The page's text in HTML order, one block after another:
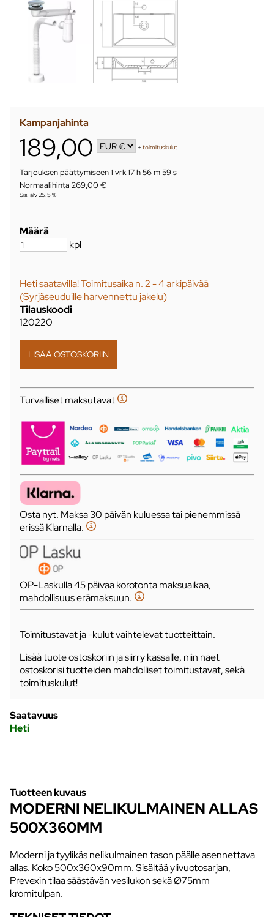
Kampanjahinta
189,00 +toimituskulut
Tarjouksen päättymiseen1 vrk 17 h 56 m 59 s
Normaalihinta 269,00 €
Sis. alv 25.5 %
Määrä
kpl
Heti saatavilla! Toimitusaika n. 2 - 4 arkipäivää
(Syrjäseuduille harvennettu jakelu)
Tilauskoodi
120220
Turvalliset maksutavat
Osta nyt. Maksa 30 päivän kuluessa tai pienemmissä
erissä Klarnalla.
OP-Laskulla 45 päivää korotonta maksuaikaa,
mahdollisuus erämaksuun.
Toimitustavat ja -kulut vaihtelevat tuotteittain.
Lisää tuote ostoskoriin ja siirry kassalle, niin näet
ostoskorisi tuotteiden mahdolliset toimitustavat, sekä
toimituskulut!
Saatavuus
Heti
Tuotteen kuvaus
MODERNI NELIKULMAINEN ALLAS
500X360MM
Moderni ja tyylikäs nelikulmainen tason päälle asennettava
allas. Koko 500x360x90mm. Sisältää ylivuotosarjan,
Prevexin tilaa säästävän vesilukon sekä Ø75mm
kromitulpan.